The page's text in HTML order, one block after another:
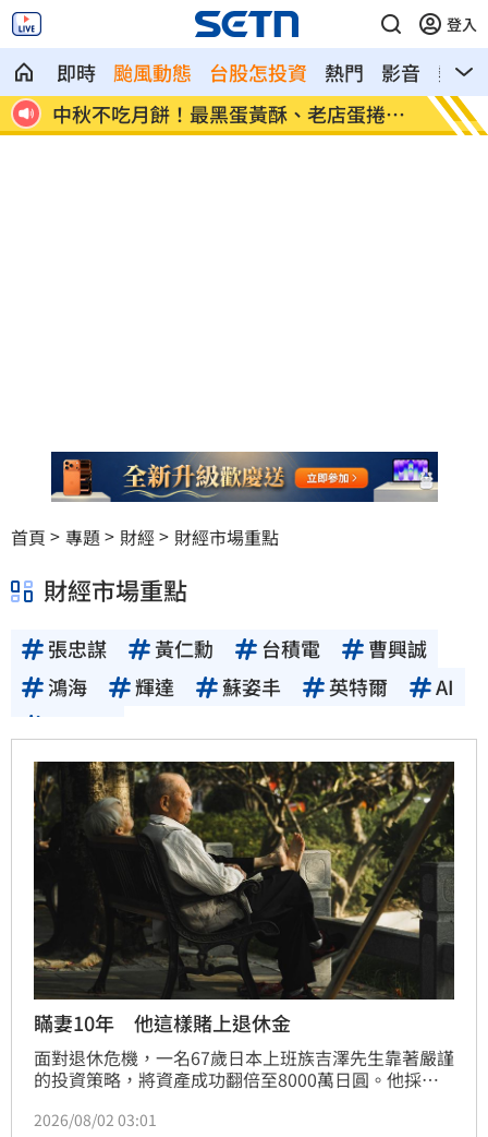
登入
即時 颱風動態 台股怎投資 熱門 影音
熱搜
開
演活腦麻患者奪獎 柯淑勤愛女放話嗆媽
媽
役男
花
首頁 專題 財經 財經市場重點
財經市場重點
張忠謀 黃仁勳 台積電
曹興誠
鴻海
輝達 蘇姿丰 英特爾
AI
瞞妻10年 他這樣賭上退休金
面對退休危機，一名67歲日本上班族吉澤先生靠著嚴謹
的投資策略，將資產成功翻倍至8000萬日圓。他採取
賣，成功搭上全球經濟成長。退休後，他大膽選擇提前
2026/08/02 03:01